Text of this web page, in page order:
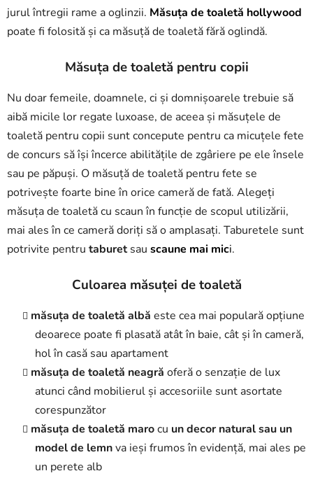
jurul întregii rame a oglinzii. Măsuța de toaletă hollywood
poate fi folosită și ca măsuță de toaletă fără oglindă.
Măsuța de toaletă pentru copii
Nu doar femeile, doamnele, ci și domnișoarele trebuie să
aibă micile lor regate luxoase, de aceea și măsuțele de
toaletă pentru copii sunt concepute pentru ca micuțele fete
de concurs să își încerce abilitățile de zgâriere pe ele însele
sau pe păpuși. O măsuță de toaletă pentru fete se
potrivește foarte bine în orice cameră de fată. Alegeți
măsuța de toaletă cu scaun în funcție de scopul utilizării,
mai ales în ce cameră doriți să o amplasați. Taburetele sunt
potrivite pentru taburetsau scaune mai mici.
Culoarea măsuței de toaletă
măsuța de toaletă albă este cea mai populară opțiune
deoarece poate fi plasată atât în baie, cât și în cameră,
hol în casă sau apartament
măsuța de toaletă neagră oferă o senzație de lux
atunci când mobilierul și accesoriile sunt asortate
corespunzător
măsuța de toaletă marocu un decor natural sau un
model de lemnva ieși frumos în evidență, mai ales pe
un perete alb